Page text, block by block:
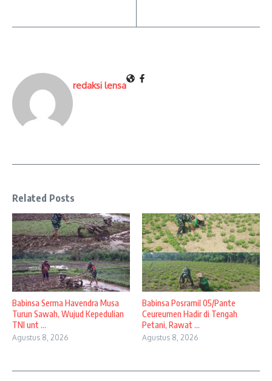
redaksi lensa
Related Posts
Babinsa Serma Havendra Musa
Turun Sawah, Wujud Kepedulian
TNI unt ...
Agustus 8, 2026
Babinsa Posramil 05/Pante
Ceureumen Hadir di Tengah
Petani, Rawat ...
Agustus 8, 2026